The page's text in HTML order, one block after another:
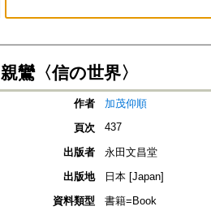
親鸞〈信の世界〉
作者
加茂仰順
頁次
437
出版者
永田文昌堂
出版地
日本 [Japan]
資料類型
書籍=Book